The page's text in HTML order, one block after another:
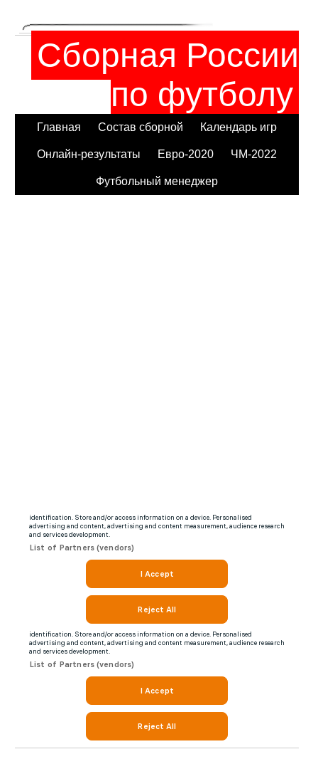
Сборная России
по футболу
Главная Состав сборной Календарь игр
Онлайн-результаты Евро-2020 ЧМ-2022
Футбольный менеджер